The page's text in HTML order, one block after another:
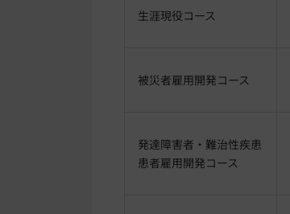
生涯現役コース
被災者雇用開発コース
発達障害者・難治性疾患
患者雇用開発コース